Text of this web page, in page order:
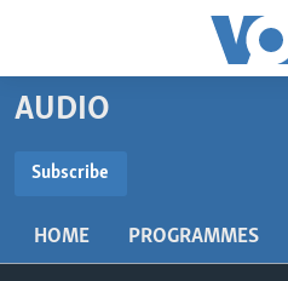
Menu
principal
navigation
principale
MALI KURA
RADIO
AUDIO
Subscribe
HOME PROGRAMMES